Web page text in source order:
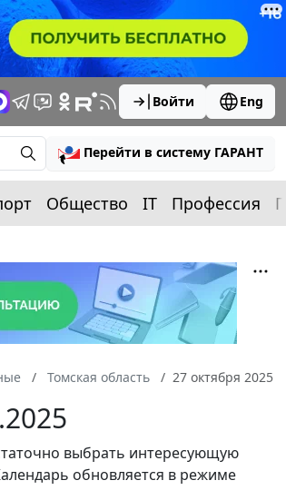
Войти Eng
Перейти в систему ГАРАНТ
Общество IT Профессия
Томская область 27 октября 2025
выбрать интересующую
обновляется в режиме